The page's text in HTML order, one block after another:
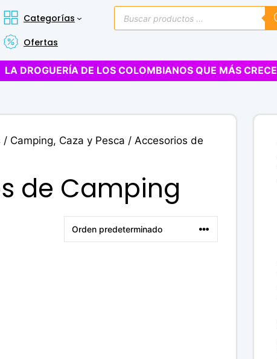
Categorías
Ofertas
Búsqueda
de
productos
LA DROGUERÍA DE LOS COLOMBIANOS QUE MÁS CRECE
/ Camping, Caza y Pesca / Accesorios de
de Camping